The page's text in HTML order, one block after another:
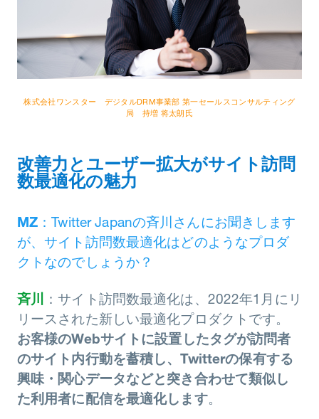
株式会社ワンスター デジタルDRM事業部 第一セールスコンサルティング
局 持増 将太朗氏
改善力とユーザー拡大がサイト訪問
数最適化の魅力
MZ ：Twitter Japanの斉川さんにお聞きします
が、サイト訪問数最適化はどのようなプロダ
クトなのでしょうか？
斉川
：サイト訪問数最適化は、2022年1月にリ
リースされた新しい最適化プロダクトです。
お客様のWebサイトに設置したタグが訪問者
のサイト内行動を蓄積し、Twitterの保有する
興味・関心データなどと突き合わせて類似し
た利用者に配信を最適化します。